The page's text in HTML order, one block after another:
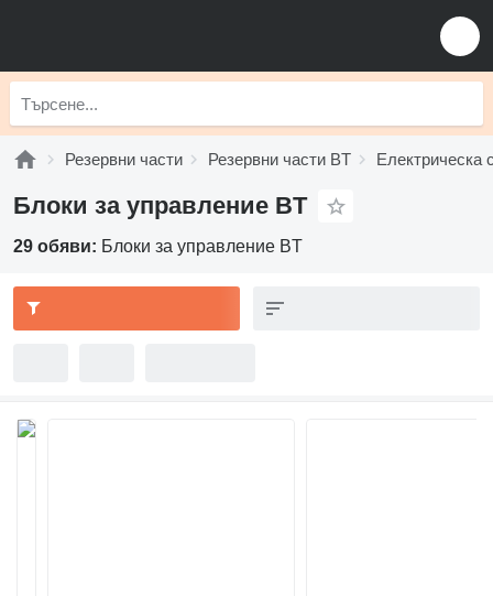
Резервни части Резервни части BT Електрическа
Блоки за управление BT
29 обяви: Блоки за управление BT